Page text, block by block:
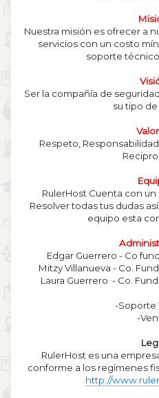
Nuestra misión es ofrecer a
servicios con un costo
soporte
Ser la compañía de
su tipo de
Respeto,
RulerHost Cuenta con
Resolver todas tus dudas
equipo esta
Edgar Guerrero - Co
Mitzy Villanueva - Co.
Laura Guerrero - Co.
-Soporte
-
RulerHost es una
conforme a los regímenes
http://